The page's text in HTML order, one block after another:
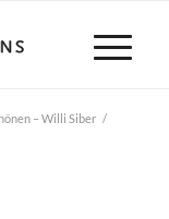
– Willi Siber /